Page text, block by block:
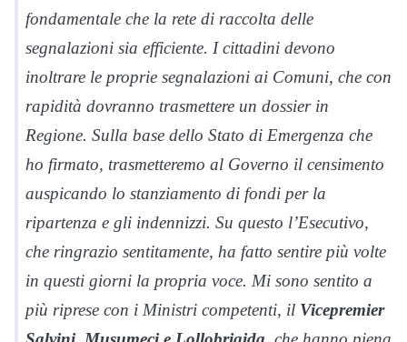
fondamentale che la rete di raccolta delle
segnalazioni sia efficiente. I cittadini devono
inoltrare le proprie segnalazioni ai Comuni, che con
rapidità dovranno trasmettere un dossier in
Regione. Sulla base dello Stato di Emergenza che
ho firmato, trasmetteremo al Governo il censimento
auspicando lo stanziamento di fondi per la
ripartenza e gli indennizzi. Su questo l’Esecutivo,
che ringrazio sentitamente, ha fatto sentire più volte
in questi giorni la propria voce. Mi sono sentito a
più riprese con i Ministri competenti, il Vicepremier